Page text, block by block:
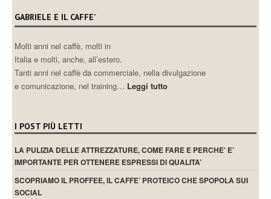
GABRIELE E IL CAFFE’
Molti anni nel caffè, molti in
Italia e molti, anche, all’estero.
Tanti anni nel caffè da commerciale, nella divulgazione
e comunicazione, nel training… Leggi tutto
I POST PIÙ LETTI
LA PULIZIA DELLE ATTREZZATURE, COME FARE E PERCHE’ E’
IMPORTANTE PER OTTENERE ESPRESSI DI QUALITA’
SCOPRIAMO IL PROFFEE, IL CAFFE’ PROTEICO CHE SPOPOLA SUI
SOCIAL